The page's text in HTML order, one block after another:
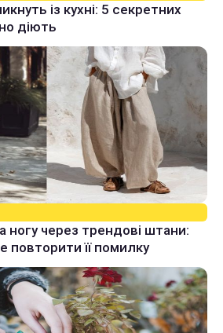
із кухні: 5 секретних
діють
ногу через трендові штани:
повторити її помилку